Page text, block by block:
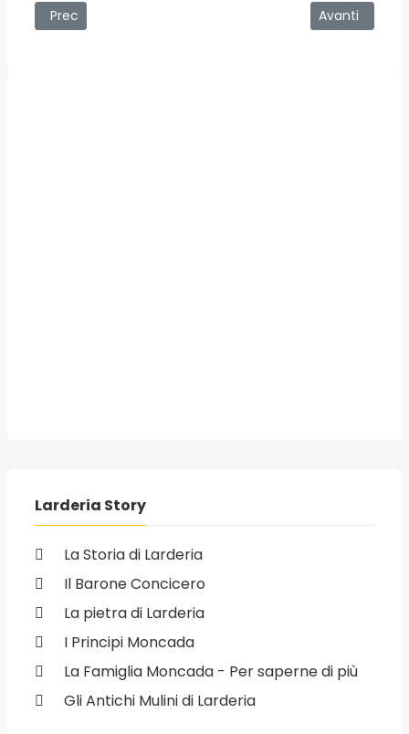
Articolo precedente: 14/01/2009 - Alla Figliozzi
Prec Articolo
Avanti
Larderia Story
La Storia di Larderia
Il Barone Concicero
La pietra di Larderia
I Principi Moncada
La Famiglia Moncada - Per saperne di più
Gli Antichi Mulini di Larderia